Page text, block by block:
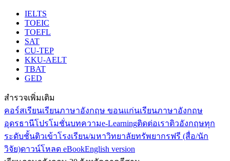
IELTS
TOEIC
TOEFL
SAT
CU-TEP
KKU-AELT
TBAT
GED
สำรวจเพิ่มเติม
คอร์สเรียนเรียนภาษาอังกฤษ ขอนแก่นเรียนภาษาอังกฤษ
อุดรธานีโปรโมชั่นบทความe-Learningติดต่อเราติวอังกฤษทุก
ระดับชั้นติวเข้าโรงเรียน/มหาวิทยาลัยทรัพยากรฟรี (สื่อ/นัก
วิจัย)ดาวน์โหลด eBookEnglish version